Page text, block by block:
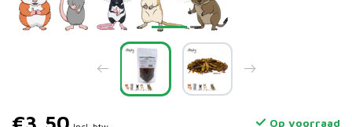
Op voorraad